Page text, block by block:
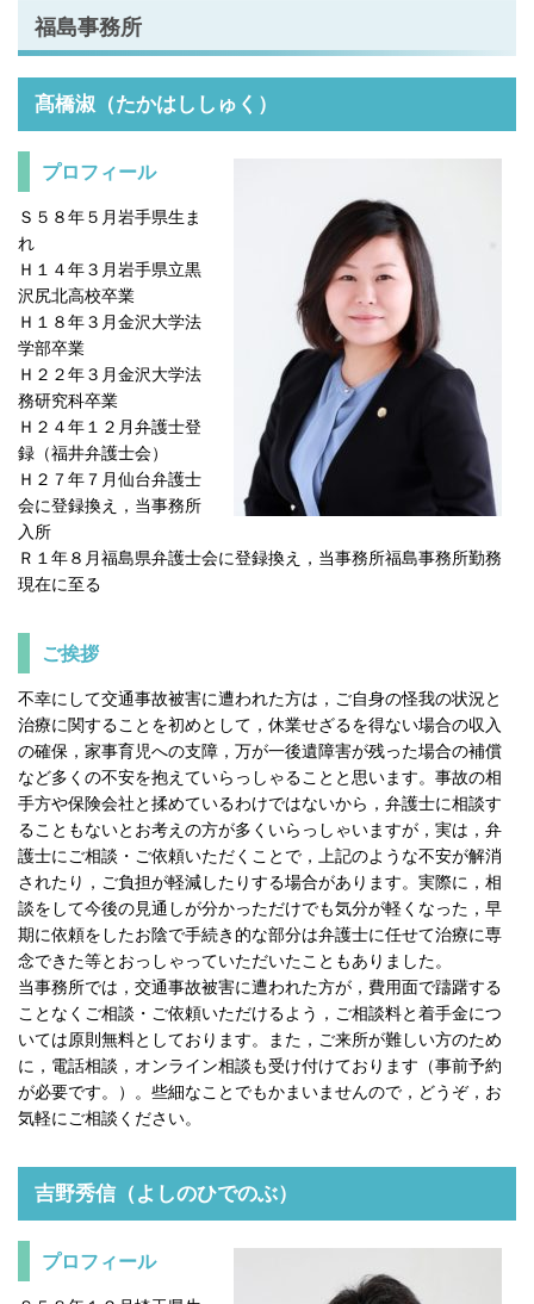
福島事務所
髙橋淑（たかはししゅく）
プロフィール
Ｓ５８年５月岩手県生ま
れ
Ｈ１４年３月岩手県立黒
沢尻北高校卒業
Ｈ１８年３月金沢大学法
学部卒業
Ｈ２２年３月金沢大学法
務研究科卒業
Ｈ２４年１２月弁護士登
録（福井弁護士会）
Ｈ２７年７月仙台弁護士
会に登録換え，当事務所
入所
Ｒ１年８月福島県弁護士会に登録換え，当事務所福島事務所勤務
現在に至る
ご挨拶
不幸にして交通事故被害に遭われた方は，ご自身の怪我の状況と
治療に関することを初めとして，休業せざるを得ない場合の収入
の確保，家事育児への支障，万が一後遺障害が残った場合の補償
など多くの不安を抱えていらっしゃることと思います。事故の相
手方や保険会社と揉めているわけではないから，弁護士に相談す
ることもないとお考えの方が多くいらっしゃいますが，実は，弁
護士にご相談・ご依頼いただくことで，上記のような不安が解消
されたり，ご負担が軽減したりする場合があります。実際に，相
談をして今後の見通しが分かっただけでも気分が軽くなった，早
期に依頼をしたお陰で手続き的な部分は弁護士に任せて治療に専
念できた等とおっしゃっていただいたこともありました。
当事務所では，交通事故被害に遭われた方が，費用面で躊躇する
ことなくご相談・ご依頼いただけるよう，ご相談料と着手金につ
いては原則無料としております。また，ご来所が難しい方のため
に，電話相談，オンライン相談も受け付けております（事前予約
が必要です。）。些細なことでもかまいませんので，どうぞ，お
気軽にご相談ください。
吉野秀信（よしのひでのぶ）
プロフィール